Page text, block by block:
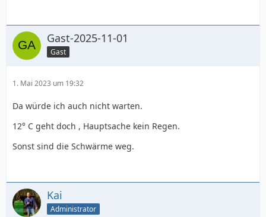
Gast-2025-11-01
Gast
1. Mai 2023 um 19:32
Da würde ich auch nicht warten.
12° C geht doch , Hauptsache kein Regen.
Sonst sind die Schwärme weg.
Kai
Administrator